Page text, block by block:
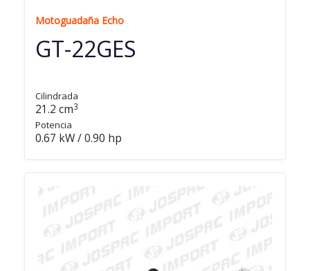
Motoguadaña Echo
GT-22GES
Cilindrada
21.2 cm3
Potencia
0.67 kW / 0.90 hp